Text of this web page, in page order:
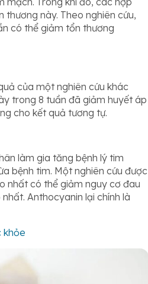
này. Theo nghiên cứu,
có thể giảm tổn thương
của một nghiên cứu khác
trong 8 tuần đã giảm huyết áp
cho kết quả tương tự.
làm gia tăng bệnh lý tim
bệnh tim. Một nghiên cứu được
nhất có thể giảm nguy cơ đau
Anthocyanin lại chính là
khỏe